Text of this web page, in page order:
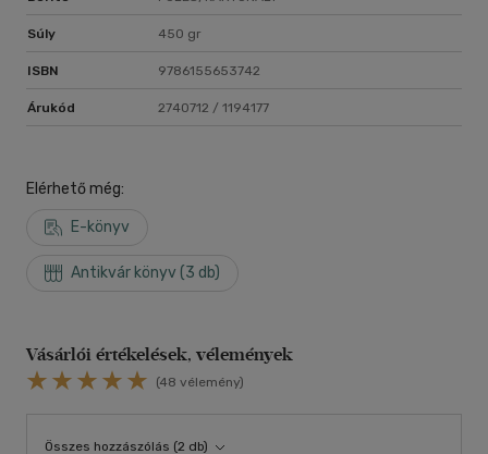
Súly 450 gr
ISBN 9786155653742
Árukód 2740712 / 1194177
Elérhető még:
E-könyv
Antikvár könyv (3 db)
Vásárlói értékelések, vélemények
(48 vélemény)
Összes hozzászólás (2 db)